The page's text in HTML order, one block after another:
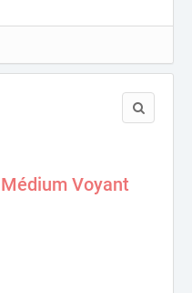
Voyant